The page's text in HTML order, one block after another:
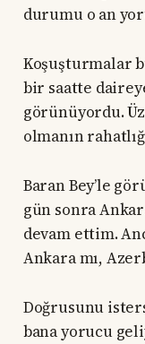
durumu o an
Koşuşturmalar
bir saatte
görünüyordu.
olmanın
Baran Bey’le
gün sonra
devam ettim.
Ankara mı,
Doğrusunu
bana yorucu